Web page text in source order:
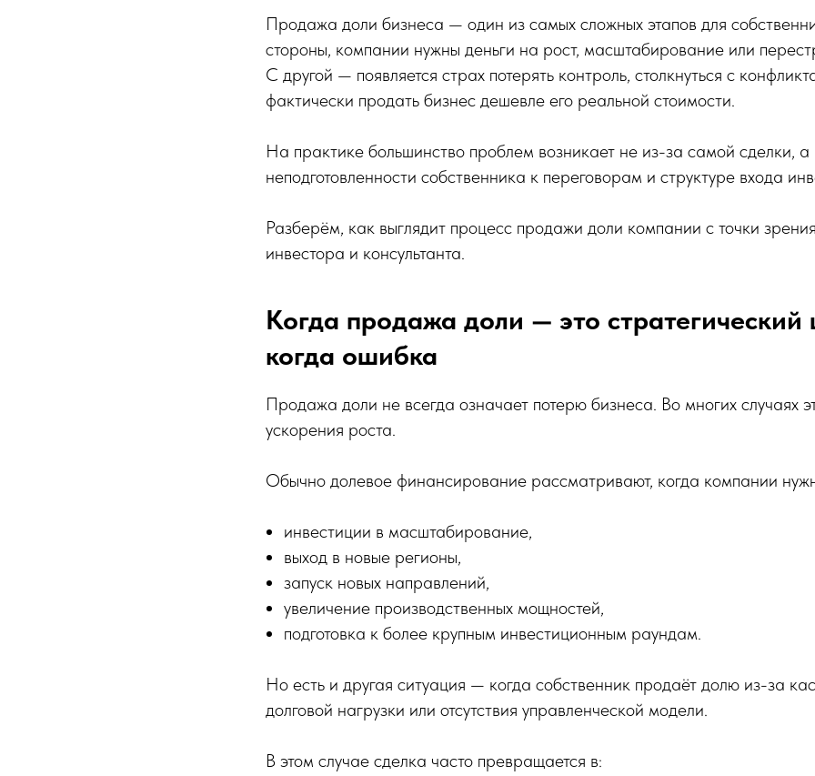
Продажа доли бизнеса — один из самых сложных этапов для
стороны, компании нужны деньги на рост, масштабирование или
С другой — появляется страх потерять контроль, столкнуться с
фактически продать бизнес дешевле его реальной стоимости.
На практике большинство проблем возникает не из-за самой сделки, а
неподготовленности собственника к переговорам и структуре входа
Разберём, как выглядит процесс продажи доли компании с точки
инвестора и консультанта.
Когда продажа доли — это стратегический
когда ошибка
Продажа доли не всегда означает потерю бизнеса. Во многих случаях
ускорения роста.
Обычно долевое финансирование рассматривают, когда компании
инвестиции в масштабирование,
выход в новые регионы,
запуск новых направлений,
увеличение производственных мощностей,
подготовка к более крупным инвестиционным раундам.
Но есть и другая ситуация — когда собственник продаёт долю из-за
долговой нагрузки или отсутствия управленческой модели.
В этом случае сделка часто превращается в: